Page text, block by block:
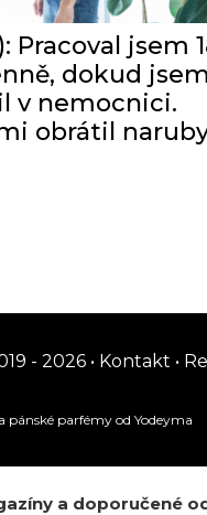
Pracoval jsem
dokud jsem
v nemocnici.
obrátil
- 2026 •Kontakt •
pánské parfémyod Yodeyma
a doporučené